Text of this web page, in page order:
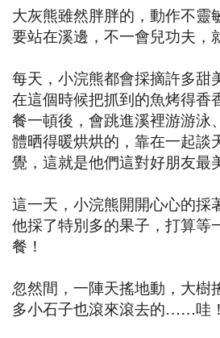
大灰熊雖然胖胖的，動作不
要站在溪邊，不一會兒功夫，
每天，小浣熊都會採摘許多甜
在這個時候把抓到的魚烤得香
餐一頓後，會跳進溪裡游游泳
體晒得暖烘烘的，靠在一起談
覺，這就是他們這對好朋友最
這一天，小浣熊開開心心的採
他採了特別多的果子，打算等
餐！
忽然間，一陣天搖地動，大
多小石子也滾來滾去的……哇